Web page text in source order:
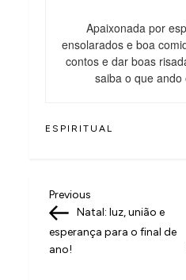
Apaixonada por
ensolarados e boa
contos e dar boas
saiba o que ando
ESPIRITUAL
N
a
v
Previous
Post
Previous
Natal: luz, união e
esperança para o final de
ano!